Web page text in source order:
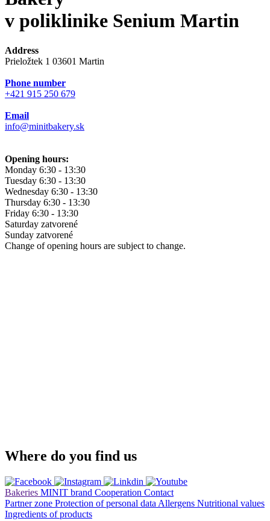
v poliklinike Senium Martin
Address
Prieložtek 1 03601 Martin
Phone number
+421 915 250 679
Email
info@minitbakery.sk
Opening hours:
Monday 6:30 - 13:30
Tuesday 6:30 - 13:30
Wednesday 6:30 - 13:30
Thursday 6:30 - 13:30
Friday 6:30 - 13:30
Saturday zatvorené
Sunday zatvorené
Change of opening hours are subject to change.
Where do you find us
Bakeries MINIT brand Cooperation Contact
Partner zone Protection of personal data Allergens Nutritional values
Ingredients of products